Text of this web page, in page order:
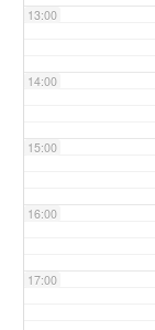
13:00
14:00
15:00
16:00
17:00